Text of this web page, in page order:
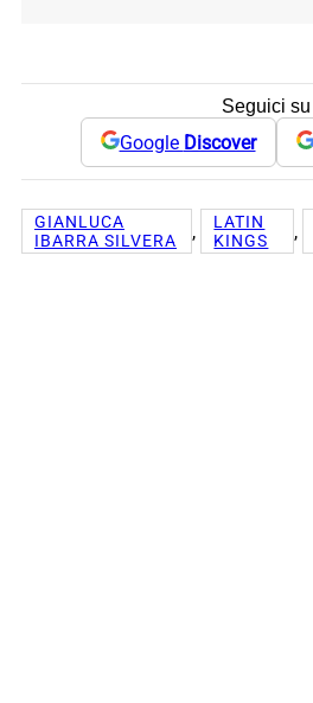
Seguici su
Google Discover
GIANLUCA
IBARRA SILVERA
,
LATIN
KINGS
,